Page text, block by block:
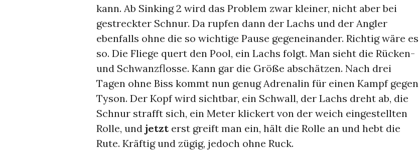
kann. Ab Sinking 2 wird das Problem zwar kleiner, nicht aber bei
gestreckter Schnur. Da rupfen dann der Lachs und der Angler
ebenfalls ohne die so wichtige Pause gegeneinander. Richtig wäre es
so. Die Fliege quert den Pool, ein Lachs folgt. Man sieht die Rücken-
und Schwanzflosse. Kann gar die Größe abschätzen. Nach drei
Tagen ohne Biss kommt nun genug Adrenalin für einen Kampf gegen
Tyson. Der Kopf wird sichtbar, ein Schwall, der Lachs dreht ab, die
Schnur strafft sich, ein Meter klickert von der weich eingestellten
Rolle, und jetzt erst greift man ein, hält die Rolle an und hebt die
Rute. Kräftig und zügig, jedoch ohne Ruck.